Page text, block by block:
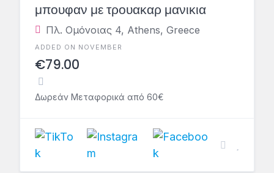
μπουφαν με τρουακαρ μανικια
Πλ. Ομόνοιας 4, Athens, Greece
ADDED ON NOVEMBER
€79.00
Δωρεάν Μεταφορικά από 60€